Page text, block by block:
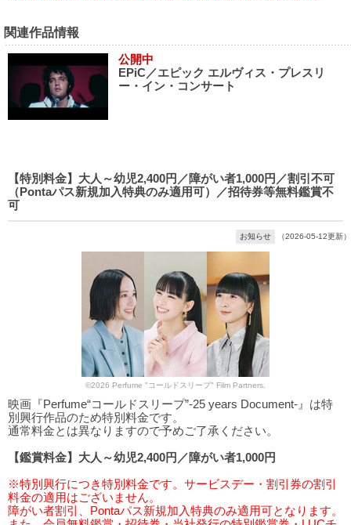
関連作品情報
公開中
EPiC／エピック エルヴィス・プレスリ
ー・イン・コンサート
【特別料金】大人～幼児2,400円／障がい者1,000円／割引不可
（Pontaパス新規加入特典のみ適用可）／招待券等無料鑑賞不
可
お知らせ （2026-05-12更新）
©2026 Perfume "コールドスリープ" Film Partners.
映画『Perfume“コールドスリープ”-25 years Document-』は特
別興行作品のため特別料金です。
通常料金とは異なりますので予めご了承ください。
【鑑賞料金】大人～幼児2,400円／障がい者1,000円
※特別興行につき特別料金です。サービスデー・割引券の割引
料金の適用はございません。
障がい者割引、Pontaパス新規加入特典のみ適用可となります。